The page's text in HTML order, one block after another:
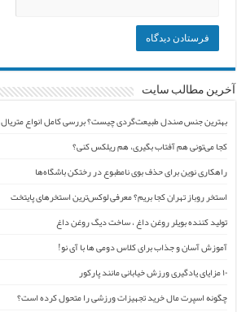
آخرین مطالب سایت
بهترین جنس صندل طبیعت‌گردی چیست؟ بررسی کامل انواع متریال
کجا می‌تونی هم آفتاب بگیری، هم ریلکس کنی؟
راهکاری نوین برای حذف بوی نامطبوع در رختکن باشگاه‌ها
استخر روباز تهران کجا بریم؟ معرفی لوکس‌ترین استخرهای پایتخت
تولید کننده بویلر روغن داغ ، ساخت دیگ روغن داغ
آموزش آسان و جذاب برای کلاس دومی ها با آی نو!
۱۰ مزایای یادگیری ورزش خیابانی مانند پارکور
چگونه اسپرت مال خرید تجهیزات ورزشی را متحول کرده است؟